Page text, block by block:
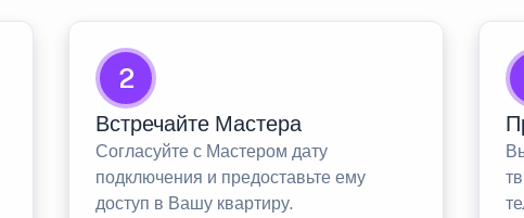
2
Встречайте Мастера
Согласуйте с Мастером дату
подключения и предоставьте ему
доступ в Вашу квартиру.